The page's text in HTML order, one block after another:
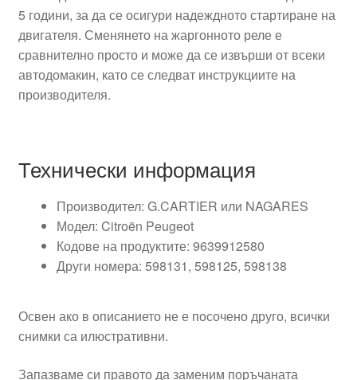
5 години, за да се осигури надеждното стартиране на
двигателя. Сменянето на жаргонното реле е
сравнително просто и може да се извърши от всеки
автодомакин, като се следват инструкциите на
производителя.
Технически информация
Производител: G.CARTIER или NAGARES
Модел: Citroën Peugeot
Кодове на продуктите: 9639912580
Други номера: 598131, 598125, 598138
Освен ако в описанието не е посочено друго, всички
снимки са илюстративни.
Запазваме си правото да заменим поръчаната